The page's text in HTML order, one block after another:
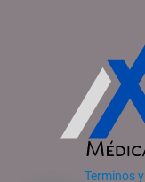
Terminos